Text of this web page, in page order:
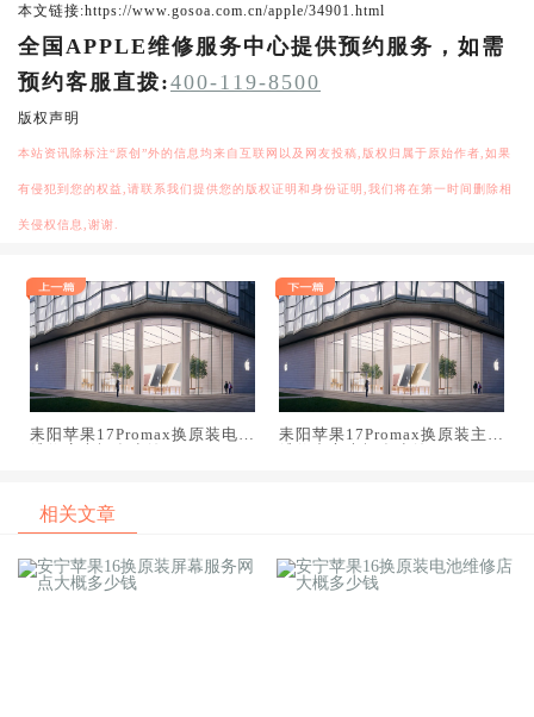
本文链接:https://www.gosoa.com.cn/apple/34901.html
全国APPLE维修服务中心提供预约服务，如需
预约客服直拨:400-119-8500
版权声明
本站资讯除标注“原创”外的信息均来自互联网以及网友投稿,版权归属于原始作者,如果
有侵犯到您的权益,请联系我们提供您的版权证明和身份证明,我们将在第一时间删除相
关侵权信息,谢谢.
耒阳苹果17Promax换原装电池
耒阳苹果17Promax换原装主板
相关文章